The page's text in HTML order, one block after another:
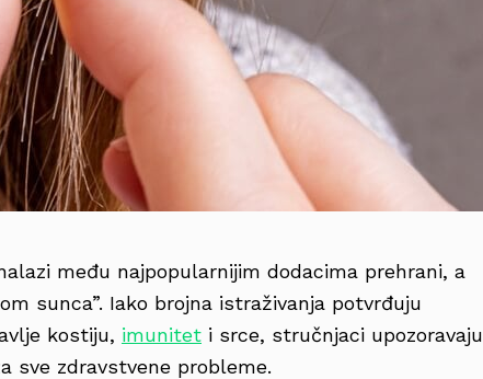
među najpopularnijim dodacima prehrani, a
sunca”. Iako brojna istraživanja potvrđuju
kostiju, imunitet i srce, stručnjaci upozoravaju
sve zdravstvene probleme.